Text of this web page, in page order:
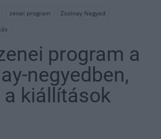
zenei program
Zsolnay Negyed
program a
negyedben,
kiállítások